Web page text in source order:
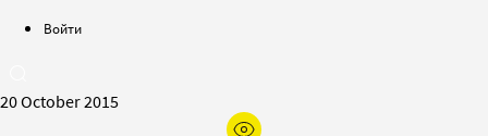
Войти
20 October 2015